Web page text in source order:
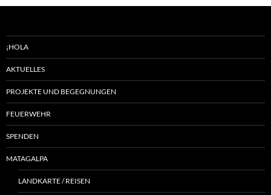
¡HOLA
AKTUELLES
PROJEKTE UND BEGEGNUNGEN
FEUERWEHR
SPENDEN
MATAGALPA
LANDKARTE / REISEN